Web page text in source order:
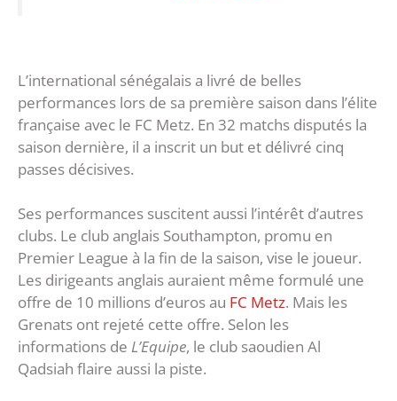
L’international sénégalais a livré de belles
performances lors de sa première saison dans l’élite
française avec le FC Metz. En 32 matchs disputés la
saison dernière, il a inscrit un but et délivré cinq
passes décisives.
Ses performances suscitent aussi l’intérêt d’autres
clubs. Le club anglais Southampton, promu en
Premier League à la fin de la saison, vise le joueur.
Les dirigeants anglais auraient même formulé une
offre de 10 millions d’euros au FC Metz. Mais les
Grenats ont rejeté cette offre. Selon les
informations de L’Equipe, le club saoudien Al
Qadsiah flaire aussi la piste.